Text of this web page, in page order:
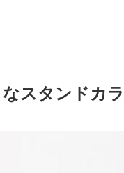
スタンドカ